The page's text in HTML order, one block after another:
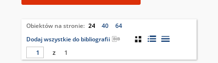
Obiektów na stronie: 24 40
64
Dodaj wszystkie do bibliografii
z
1